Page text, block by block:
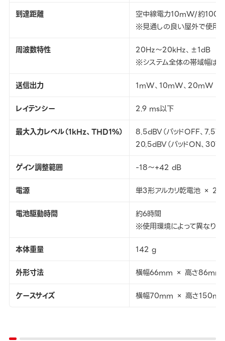
到達距離
空中線電力10mW/約100m
※見通しの良い屋外で使用
周波数特性
20Hz～20kHz、±1dB
※システム全体の帯域幅はマ
送信出力
1mW、10mW、20mW
レイテンシー
2.9 ms以下
最大入力レベル（1kHz、THD1%）
8.5dBV（パッドOFF、
20.5dBV（パッドON、
ゲイン調整範囲
-18～+42 dB
電源
単3形アルカリ乾電池 × 2
電池駆動時間
約6時間
※使用環境によって異なりま
本体重量
142 g
外形寸法
横幅66mm × 高さ
ケースサイズ
横幅70mm × 高さ